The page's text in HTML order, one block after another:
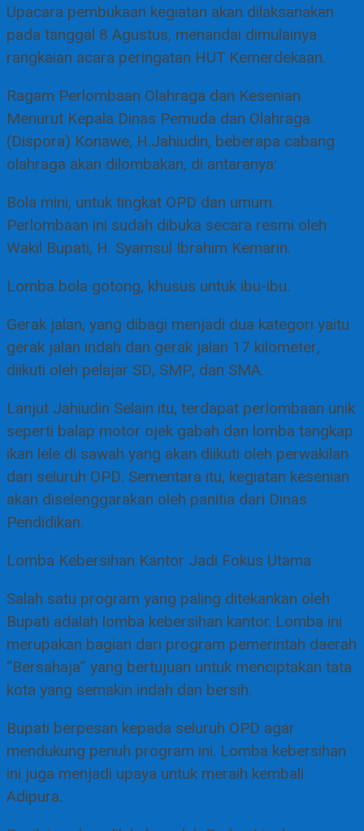
Upacara pembukaan kegiatan akan dilaksanakan
pada tanggal 8 Agustus, menandai dimulainya
rangkaian acara peringatan HUT Kemerdekaan.
Ragam Perlombaan Olahraga dan Kesenian
Menurut Kepala Dinas Pemuda dan Olahraga
(Dispora) Konawe, H.Jahiudin, beberapa cabang
olahraga akan dilombakan, di antaranya:
Bola mini, untuk tingkat OPD dan umum.
Perlombaan ini sudah dibuka secara resmi oleh
Wakil Bupati, H. Syamsul Ibrahim Kemarin.
Lomba bola gotong, khusus untuk ibu-ibu.
Gerak jalan, yang dibagi menjadi dua kategori yaitu
gerak jalan indah dan gerak jalan 17 kilometer,
diikuti oleh pelajar SD, SMP, dan SMA.
Lanjut Jahiudin Selain itu, terdapat perlombaan unik
seperti balap motor ojek gabah dan lomba tangkap
ikan lele di sawah yang akan diikuti oleh perwakilan
dari seluruh OPD. Sementara itu, kegiatan kesenian
akan diselenggarakan oleh panitia dari Dinas
Pendidikan.
Lomba Kebersihan Kantor Jadi Fokus Utama
Salah satu program yang paling ditekankan oleh
Bupati adalah lomba kebersihan kantor. Lomba ini
merupakan bagian dari program pemerintah daerah
“Bersahaja” yang bertujuan untuk menciptakan tata
kota yang semakin indah dan bersih.
Bupati berpesan kepada seluruh OPD agar
mendukung penuh program ini. Lomba kebersihan
ini juga menjadi upaya untuk meraih kembali
Adipura.